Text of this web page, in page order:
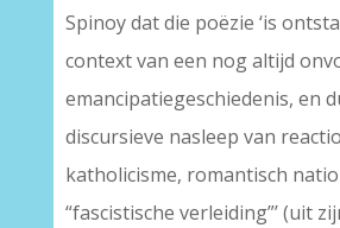
Spinoy dat die poëzie ‘is
context van een nog altijd
emancipatiegeschiedenis, en
discursieve nasleep van
katholicisme, romantisch
“fascistische verleiding”’ (uit